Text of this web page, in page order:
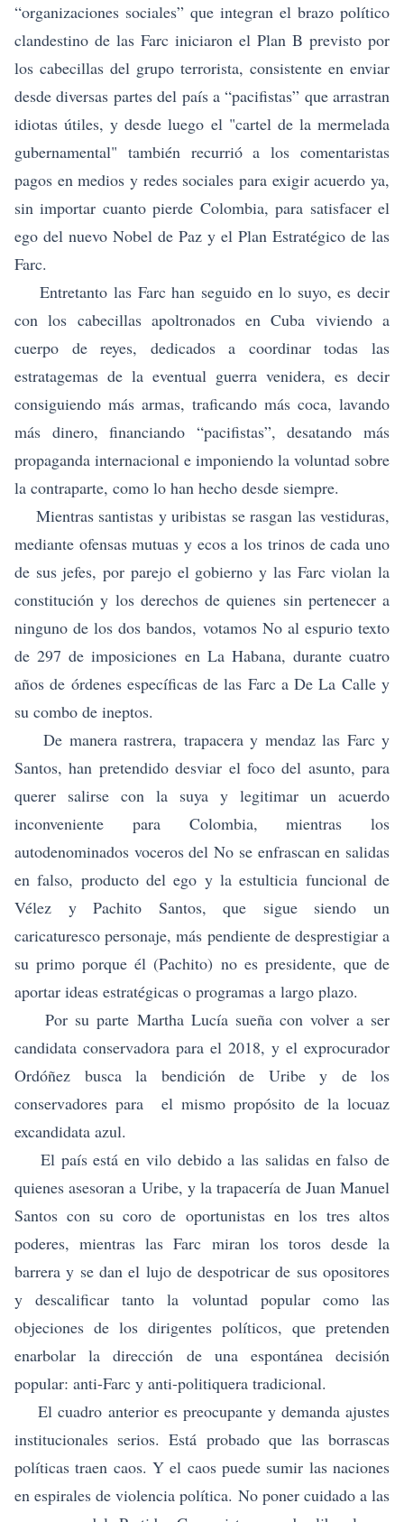
“organizaciones sociales” que integran el brazo político
clandestino de las Farc iniciaron el Plan B previsto por
los cabecillas del grupo terrorista, consistente en enviar
desde diversas partes del país a “pacifistas” que arrastran
idiotas útiles, y desde luego el "cartel de la mermelada
gubernamental" también recurrió a los comentaristas
pagos en medios y redes sociales para exigir acuerdo ya,
sin importar cuanto pierde Colombia, para satisfacer el
ego del nuevo Nobel de Paz y el Plan Estratégico de las
Farc.
Entretanto las Farc han seguido en lo suyo, es decir
con los cabecillas apoltronados en Cuba viviendo a
cuerpo de reyes, dedicados a coordinar todas las
estratagemas de la eventual guerra venidera, es decir
consiguiendo más armas, traficando más coca, lavando
más dinero, financiando “pacifistas”, desatando más
propaganda internacional e imponiendo la voluntad sobre
la contraparte, como lo han hecho desde siempre.
Mientras santistas y uribistas se rasgan las vestiduras,
mediante ofensas mutuas y ecos a los trinos de cada uno
de sus jefes, por parejo el gobierno y las Farc violan la
constitución y los derechos de quienes sin pertenecer a
ninguno de los dos bandos, votamos No al espurio texto
de 297 de imposiciones en La Habana, durante cuatro
años de órdenes específicas de las Farc a De La Calle y
su combo de ineptos.
De manera rastrera, trapacera y mendaz las Farc y
Santos, han pretendido desviar el foco del asunto, para
querer salirse con la suya y legitimar un acuerdo
inconveniente para Colombia, mientras los
autodenominados voceros del No se enfrascan en salidas
en falso, producto del ego y la estulticia funcional de
Vélez y Pachito Santos, que sigue siendo un
caricaturesco personaje, más pendiente de desprestigiar a
su primo porque él (Pachito) no es presidente, que de
aportar ideas estratégicas o programas a largo plazo.
Por su parte Martha Lucía sueña con volver a ser
candidata conservadora para el 2018, y el exprocurador
Ordóñez busca la bendición de Uribe y de los
conservadores para el mismo propósito de la locuaz
excandidata azul.
El país está en vilo debido a las salidas en falso de
quienes asesoran a Uribe, y la trapacería de Juan Manuel
Santos con su coro de oportunistas en los tres altos
poderes, mientras las Farc miran los toros desde la
barrera y se dan el lujo de despotricar de sus opositores
y descalificar tanto la voluntad popular como las
objeciones de los dirigentes políticos, que pretenden
enarbolar la dirección de una espontánea decisión
popular: anti-Farc y anti-politiquera tradicional.
El cuadro anterior es preocupante y demanda ajustes
institucionales serios. Está probado que las borrascas
políticas traen caos. Y el caos puede sumir las naciones
en espirales de violencia política. No poner cuidado a las